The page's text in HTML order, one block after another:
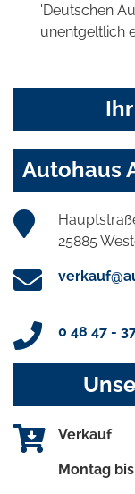
'Deutschen
unentgeltlich
Autohaus
25885
0 48 47 -
Verkauf
Montag